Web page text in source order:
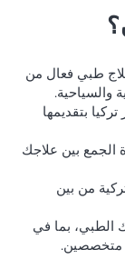
علاج طبي فعال من
والسياحية.
بتقديمها
الجمع بين علاجك
من بين
الطبي، بما في
متخصصين.